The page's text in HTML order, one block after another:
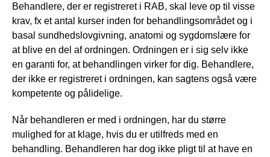
Behandlere, der er registreret i RAB, skal leve op til visse
krav, fx et antal kurser inden for behandlingsområdet og i
basal sundhedslovgivning, anatomi og sygdomslære for
at blive en del af ordningen. Ordningen er i sig selv ikke
en garanti for, at behandlingen virker for dig. Behandlere,
der ikke er registreret i ordningen, kan sagtens også være
kompetente og pålidelige.
Når behandleren er med i ordningen, har du større
mulighed for at klage, hvis du er utilfreds med en
behandling. Behandleren har dog ikke pligt til at have en